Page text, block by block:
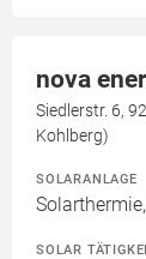
nova
Siedlerstr. 6,
Kohlberg)
SOLARANLAGE
SOLAR